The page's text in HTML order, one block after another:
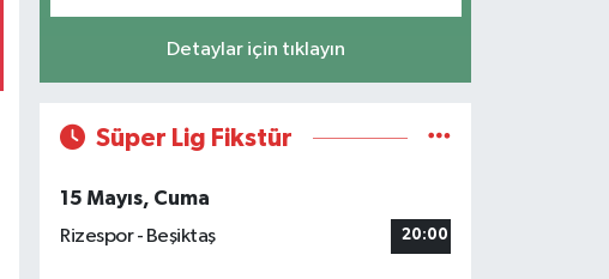
Detaylar için tıklayın
Süper Lig Fikstür
15 Mayıs, Cuma
Rizespor - Beşiktaş
20:00